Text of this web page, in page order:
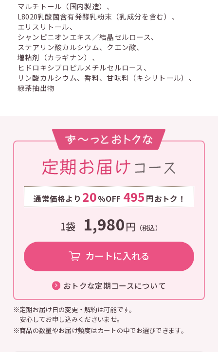
マルチトール（国内製造）、
L8020乳酸菌含有発酵乳粉末（乳成分を含む）、
エリスリトール、
シャンピニオンエキス／結晶セルロース、
ステアリン酸カルシウム、 クエン酸、
増粘剤（カラギナン）、
ヒドロキシプロピルメチルセルロース、
リン酸カルシウム、 香料、甘味料（キシリトール）、
緑茶抽出物
おトクな定期コースについて
通常価格より 20%OFF 495 円おトク！
1袋 1,980円 （税込）
カートに入れる
※定期お届け日の変更・解約は可能です。
安心してお申し込みくださいませ。
※商品の数量やお届け頻度はカートの中でお選びできます。